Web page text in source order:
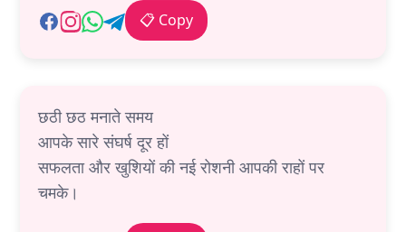
📋 Copy
छठी छठ मनाते समय
आपके सारे संघर्ष दूर हों
सफलता और खुशियों की नई रोशनी आपकी राहों पर
चमके।